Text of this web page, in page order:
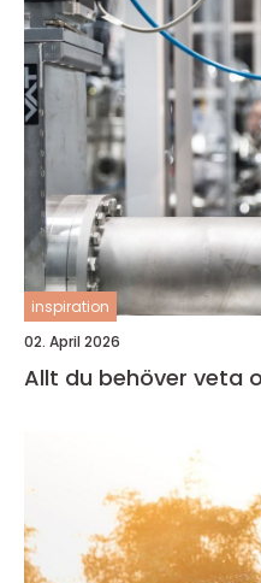
inspiration
02. April 2026
Allt du behöver veta